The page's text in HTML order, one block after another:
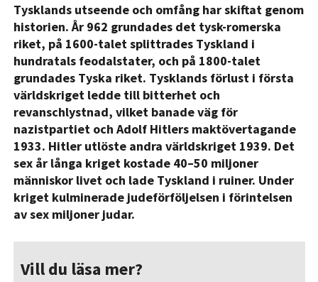
Tysklands utseende och omfång har skiftat genom
historien. År 962 grundades det tysk-romerska
riket, på 1600-talet splittrades Tyskland i
hundratals feodalstater, och på 1800-talet
grundades Tyska riket. Tysklands förlust i första
världskriget ledde till bitterhet och
revanschlystnad, vilket banade väg för
nazistpartiet och Adolf Hitlers maktövertagande
1933. Hitler utlöste andra världskriget 1939. Det
sex år långa kriget kostade 40–50 miljoner
människor livet och lade Tyskland i ruiner. Under
kriget kulminerade judeförföljelsen i förintelsen
av sex miljoner judar.
Vill du läsa mer?